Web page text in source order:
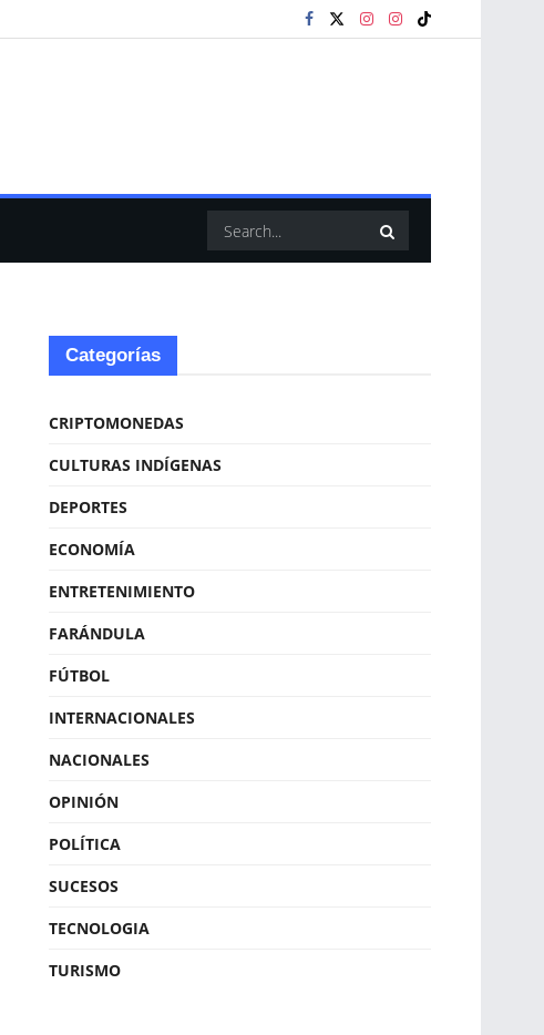
Categorías
CRIPTOMONEDAS
CULTURAS INDÍGENAS
DEPORTES
ECONOMÍA
ENTRETENIMIENTO
FARÁNDULA
FÚTBOL
INTERNACIONALES
NACIONALES
OPINIÓN
POLÍTICA
SUCESOS
TECNOLOGIA
TURISMO